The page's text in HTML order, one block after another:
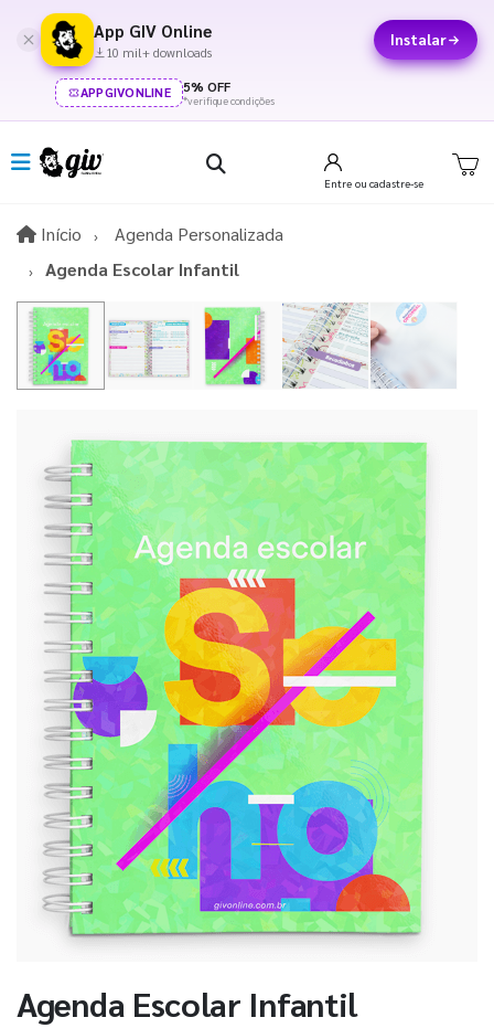
App GIV Online
10 mil+ downloads
Instalar
APPGIVONLINE 5% OFF
*verifique condições
Entre ou cadastre-se
Início InícioAgenda Personalizada
Agenda Escolar Infantil
Agenda Escolar Infantil